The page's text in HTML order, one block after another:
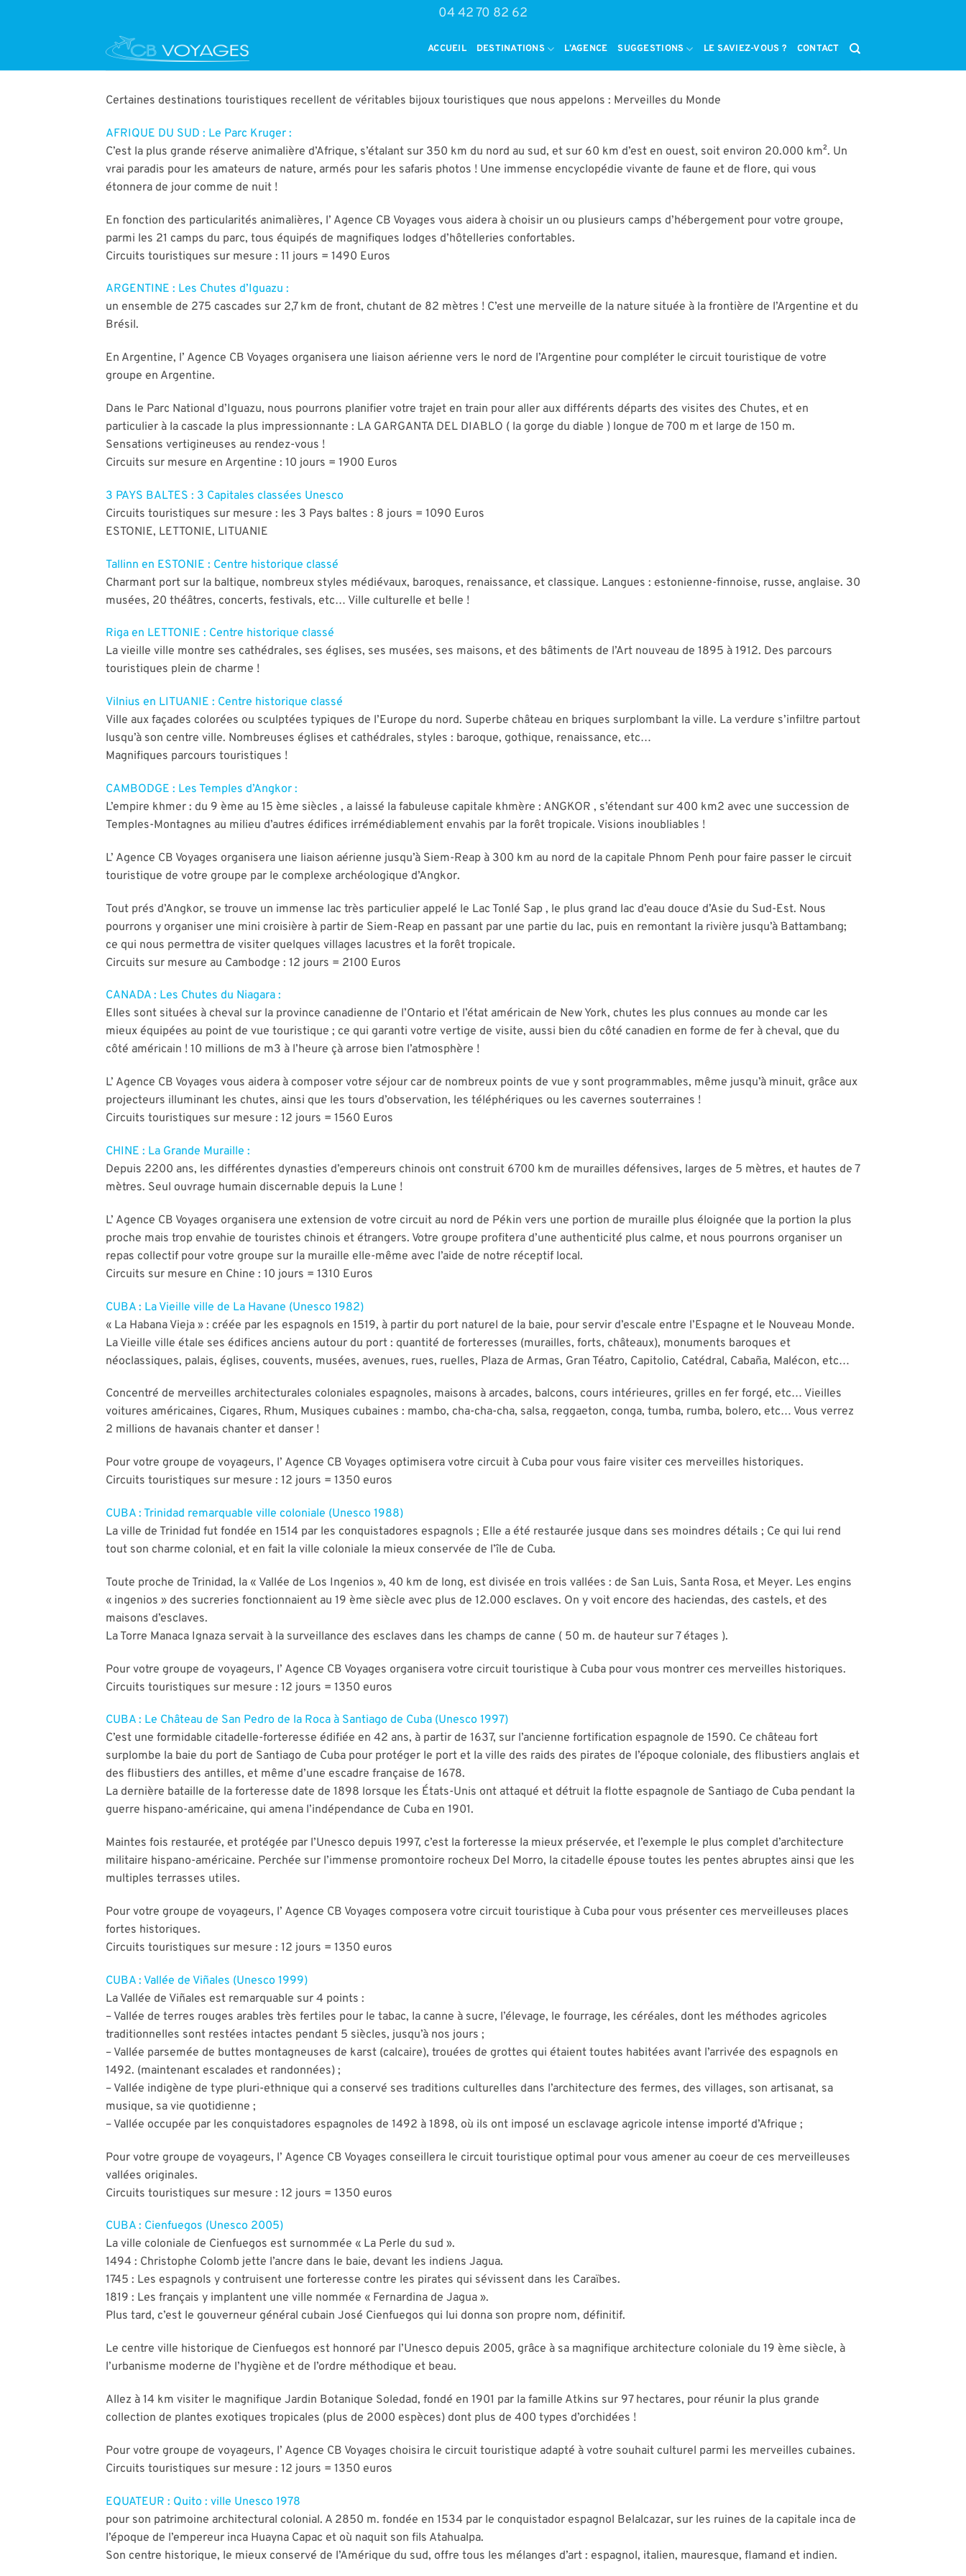
04 42 70 82 62
ACCUEIL DESTINATIONS L’AGENCE SUGGESTIONS LE SAVIEZ-VOUS ? CONTACT
Certaines destinations touristiques recellent de véritables bijoux touristiques que nous appelons : Merveilles du Monde
AFRIQUE DU SUD : Le Parc Kruger :
C’est la plus grande réserve animalière d’Afrique, s’étalant sur 350 km du nord au sud, et sur 60 km d’est en ouest, soit environ 20.000 km². Un
vrai paradis pour les amateurs de nature, armés pour les safaris photos ! Une immense encyclopédie vivante de faune et de flore, qui vous
étonnera de jour comme de nuit !
En fonction des particularités animalières, l’ Agence CB Voyages vous aidera à choisir un ou plusieurs camps d’hébergement pour votre groupe,
parmi les 21 camps du parc, tous équipés de magnifiques lodges d’hôtelleries confortables.
Circuits touristiques sur mesure : 11 jours = 1490 Euros
ARGENTINE : Les Chutes d’Iguazu :
un ensemble de 275 cascades sur 2,7 km de front, chutant de 82 mètres ! C’est une merveille de la nature située à la frontière de l’Argentine et du
Brésil.
En Argentine, l’ Agence CB Voyages organisera une liaison aérienne vers le nord de l’Argentine pour compléter le circuit touristique de votre
groupe en Argentine.
Dans le Parc National d’Iguazu, nous pourrons planifier votre trajet en train pour aller aux différents départs des visites des Chutes, et en
particulier à la cascade la plus impressionnante : LA GARGANTA DEL DIABLO ( la gorge du diable ) longue de 700 m et large de 150 m.
Sensations vertigineuses au rendez-vous !
Circuits sur mesure en Argentine : 10 jours = 1900 Euros
3 PAYS BALTES : 3 Capitales classées Unesco
Circuits touristiques sur mesure : les 3 Pays baltes : 8 jours = 1090 Euros
ESTONIE, LETTONIE, LITUANIE
Tallinn en ESTONIE : Centre historique classé
Charmant port sur la baltique, nombreux styles médiévaux, baroques, renaissance, et classique. Langues : estonienne-finnoise, russe, anglaise. 30
musées, 20 théâtres, concerts, festivals, etc… Ville culturelle et belle !
Riga en LETTONIE : Centre historique classé
La vieille ville montre ses cathédrales, ses églises, ses musées, ses maisons, et des bâtiments de l’Art nouveau de 1895 à 1912. Des parcours
touristiques plein de charme !
Vilnius en LITUANIE : Centre historique classé
Ville aux façades colorées ou sculptées typiques de l’Europe du nord. Superbe château en briques surplombant la ville. La verdure s’infiltre partout
lusqu’à son centre ville. Nombreuses églises et cathédrales, styles : baroque, gothique, renaissance, etc…
Magnifiques parcours touristiques !
CAMBODGE : Les Temples d’Angkor :
L’empire khmer : du 9 ème au 15 ème siècles , a laissé la fabuleuse capitale khmère : ANGKOR , s’étendant sur 400 km2 avec une succession de
Temples-Montagnes au milieu d’autres édifices irrémédiablement envahis par la forêt tropicale. Visions inoubliables !
L’ Agence CB Voyages organisera une liaison aérienne jusqu’à Siem-Reap à 300 km au nord de la capitale Phnom Penh pour faire passer le circuit
touristique de votre groupe par le complexe archéologique d’Angkor.
Tout prés d’Angkor, se trouve un immense lac très particulier appelé le Lac Tonlé Sap , le plus grand lac d’eau douce d’Asie du Sud-Est. Nous
pourrons y organiser une mini croisière à partir de Siem-Reap en passant par une partie du lac, puis en remontant la rivière jusqu’à Battambang;
ce qui nous permettra de visiter quelques villages lacustres et la forêt tropicale.
Circuits sur mesure au Cambodge : 12 jours = 2100 Euros
CANADA : Les Chutes du Niagara :
Elles sont situées à cheval sur la province canadienne de l’Ontario et l’état américain de New York, chutes les plus connues au monde car les
mieux équipées au point de vue touristique ; ce qui garanti votre vertige de visite, aussi bien du côté canadien en forme de fer à cheval, que du
côté américain ! 10 millions de m3 à l’heure çà arrose bien l’atmosphère !
L’ Agence CB Voyages vous aidera à composer votre séjour car de nombreux points de vue y sont programmables, même jusqu’à minuit, grâce aux
projecteurs illuminant les chutes, ainsi que les tours d’observation, les téléphériques ou les cavernes souterraines !
Circuits touristiques sur mesure : 12 jours = 1560 Euros
CHINE : La Grande Muraille :
Depuis 2200 ans, les différentes dynasties d’empereurs chinois ont construit 6700 km de murailles défensives, larges de 5 mètres, et hautes de 7
mètres. Seul ouvrage humain discernable depuis la Lune !
L’ Agence CB Voyages organisera une extension de votre circuit au nord de Pékin vers une portion de muraille plus éloignée que la portion la plus
proche mais trop envahie de touristes chinois et étrangers. Votre groupe profitera d’une authenticité plus calme, et nous pourrons organiser un
repas collectif pour votre groupe sur la muraille elle-même avec l’aide de notre réceptif local.
Circuits sur mesure en Chine : 10 jours = 1310 Euros
CUBA : La Vieille ville de La Havane (Unesco 1982)
« La Habana Vieja » : créée par les espagnols en 1519, à partir du port naturel de la baie, pour servir d’escale entre l’Espagne et le Nouveau Monde.
La Vieille ville étale ses édifices anciens autour du port : quantité de forteresses (murailles, forts, châteaux), monuments baroques et
néoclassiques, palais, églises, couvents, musées, avenues, rues, ruelles, Plaza de Armas, Gran Téatro, Capitolio, Catédral, Cabaña, Malécon, etc…
Concentré de merveilles architecturales coloniales espagnoles, maisons à arcades, balcons, cours intérieures, grilles en fer forgé, etc… Vieilles
voitures américaines, Cigares, Rhum, Musiques cubaines : mambo, cha-cha-cha, salsa, reggaeton, conga, tumba, rumba, bolero, etc… Vous verrez
2 millions de havanais chanter et danser !
Pour votre groupe de voyageurs, l’ Agence CB Voyages optimisera votre circuit à Cuba pour vous faire visiter ces merveilles historiques.
Circuits touristiques sur mesure : 12 jours = 1350 euros
CUBA : Trinidad remarquable ville coloniale (Unesco 1988)
La ville de Trinidad fut fondée en 1514 par les conquistadores espagnols ; Elle a été restaurée jusque dans ses moindres détails ; Ce qui lui rend
tout son charme colonial, et en fait la ville coloniale la mieux conservée de l’île de Cuba.
Toute proche de Trinidad, la « Vallée de Los Ingenios », 40 km de long, est divisée en trois vallées : de San Luis, Santa Rosa, et Meyer. Les engins
« ingenios » des sucreries fonctionnaient au 19 ème siècle avec plus de 12.000 esclaves. On y voit encore des haciendas, des castels, et des
maisons d’esclaves.
La Torre Manaca Ignaza servait à la surveillance des esclaves dans les champs de canne ( 50 m. de hauteur sur 7 étages ).
Pour votre groupe de voyageurs, l’ Agence CB Voyages organisera votre circuit touristique à Cuba pour vous montrer ces merveilles historiques.
Circuits touristiques sur mesure : 12 jours = 1350 euros
CUBA : Le Château de San Pedro de la Roca à Santiago de Cuba (Unesco 1997)
C’est une formidable citadelle-forteresse édifiée en 42 ans, à partir de 1637, sur l’ancienne fortification espagnole de 1590. Ce château fort
surplombe la baie du port de Santiago de Cuba pour protéger le port et la ville des raids des pirates de l’époque coloniale, des flibustiers anglais et
des flibustiers des antilles, et même d’une escadre française de 1678.
La dernière bataille de la forteresse date de 1898 lorsque les États-Unis ont attaqué et détruit la flotte espagnole de Santiago de Cuba pendant la
guerre hispano-américaine, qui amena l’indépendance de Cuba en 1901.
Maintes fois restaurée, et protégée par l’Unesco depuis 1997, c’est la forteresse la mieux préservée, et l’exemple le plus complet d’architecture
militaire hispano-américaine. Perchée sur l’immense promontoire rocheux Del Morro, la citadelle épouse toutes les pentes abruptes ainsi que les
multiples terrasses utiles.
Pour votre groupe de voyageurs, l’ Agence CB Voyages composera votre circuit touristique à Cuba pour vous présenter ces merveilleuses places
fortes historiques.
Circuits touristiques sur mesure : 12 jours = 1350 euros
CUBA : Vallée de Viñales (Unesco 1999)
La Vallée de Viñales est remarquable sur 4 points :
– Vallée de terres rouges arables très fertiles pour le tabac, la canne à sucre, l’élevage, le fourrage, les céréales, dont les méthodes agricoles
traditionnelles sont restées intactes pendant 5 siècles, jusqu’à nos jours ;
– Vallée parsemée de buttes montagneuses de karst (calcaire), trouées de grottes qui étaient toutes habitées avant l’arrivée des espagnols en
1492. (maintenant escalades et randonnées) ;
– Vallée indigène de type pluri-ethnique qui a conservé ses traditions culturelles dans l’architecture des fermes, des villages, son artisanat, sa
musique, sa vie quotidienne ;
– Vallée occupée par les conquistadores espagnoles de 1492 à 1898, où ils ont imposé un esclavage agricole intense importé d’Afrique ;
Pour votre groupe de voyageurs, l’ Agence CB Voyages conseillera le circuit touristique optimal pour vous amener au coeur de ces merveilleuses
vallées originales.
Circuits touristiques sur mesure : 12 jours = 1350 euros
CUBA : Cienfuegos (Unesco 2005)
La ville coloniale de Cienfuegos est surnommée « La Perle du sud ».
1494 : Christophe Colomb jette l’ancre dans le baie, devant les indiens Jagua.
1745 : Les espagnols y contruisent une forteresse contre les pirates qui sévissent dans les Caraïbes.
1819 : Les français y implantent une ville nommée « Fernardina de Jagua ».
Plus tard, c’est le gouverneur général cubain José Cienfuegos qui lui donna son propre nom, définitif.
Le centre ville historique de Cienfuegos est honnoré par l’Unesco depuis 2005, grâce à sa magnifique architecture coloniale du 19 ème siècle, à
l’urbanisme moderne de l’hygiène et de l’ordre méthodique et beau.
Allez à 14 km visiter le magnifique Jardin Botanique Soledad, fondé en 1901 par la famille Atkins sur 97 hectares, pour réunir la plus grande
collection de plantes exotiques tropicales (plus de 2000 espèces) dont plus de 400 types d’orchidées !
Pour votre groupe de voyageurs, l’ Agence CB Voyages choisira le circuit touristique adapté à votre souhait culturel parmi les merveilles cubaines.
Circuits touristiques sur mesure : 12 jours = 1350 euros
EQUATEUR : Quito : ville Unesco 1978
pour son patrimoine architectural colonial. A 2850 m. fondée en 1534 par le conquistador espagnol Belalcazar, sur les ruines de la capitale inca de
l’époque de l’empereur inca Huayna Capac et où naquit son fils Atahualpa.
Son centre historique, le mieux conservé de l’Amérique du sud, offre tous les mélanges d’art : espagnol, italien, mauresque, flamand et indien.